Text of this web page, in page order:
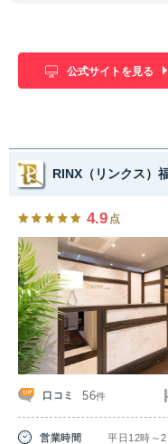
公式サイトを見る
RINX（リンクス）
4.9 点
口コミ 56件
営業時間
平日12時～